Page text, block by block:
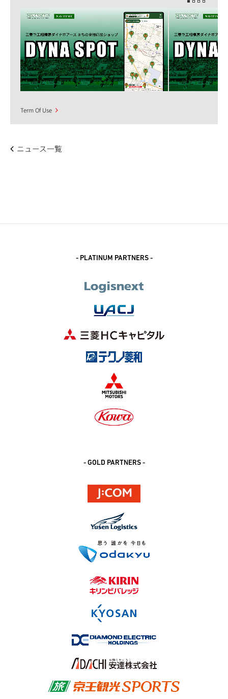
Term Of Use
ニュース一覧
- PLATINUM PARTNERS -
- GOLD PARTNERS -